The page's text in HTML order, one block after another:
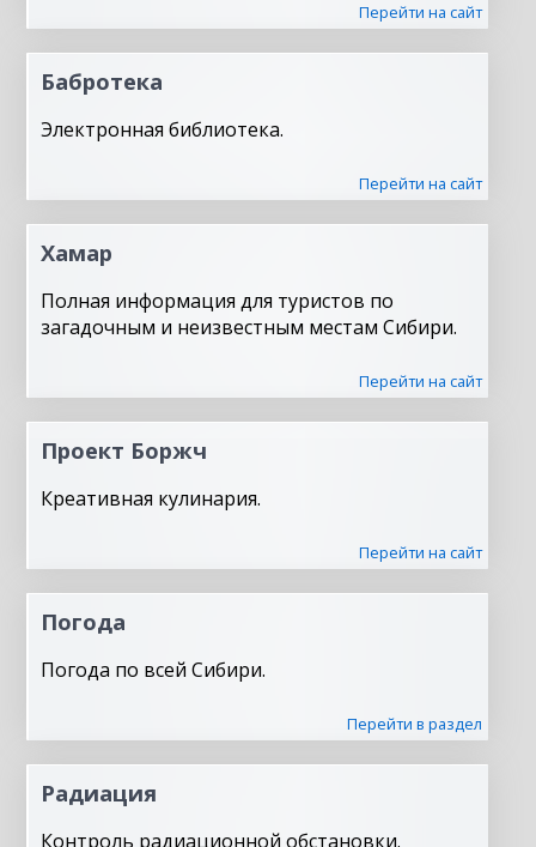
Перейти на сайт
Бабротека
Электронная библиотека.
Перейти на сайт
Хамар
Полная информация для туристов по
загадочным и неизвестным местам Сибири.
Перейти на сайт
Проект Боржч
Креативная кулинария.
Перейти на сайт
Погода
Погода по всей Сибири.
Перейти в раздел
Радиация
Контроль радиационной обстановки.